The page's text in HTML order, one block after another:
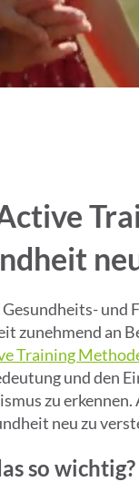
zunehmend an
Training
und den
zu
neu zu
so wichtig?